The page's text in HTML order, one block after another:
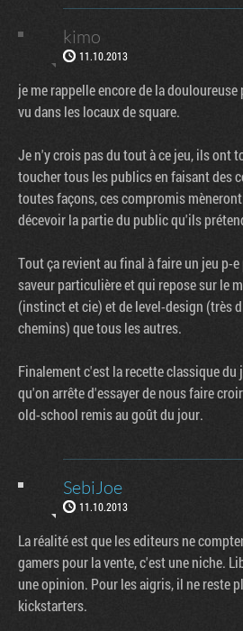
kimo
11.10.2013
je me rappelle encore de la
vu dans les locaux de square.
Je n'y crois pas du tout à ce jeu, ils ont
toucher tous les publics en faisant des
toutes façons, ces compromis
décevoir la partie du public qu'ils
Tout ça revient au final à faire un jeu p-
saveur particulière et qui repose sur le
(instinct et cie) et de level-design (très
chemins) que tous les autres.
Finalement c'est la recette classique du
qu'on arrête d'essayer de nous faire
old-school remis au goût du jour.
SebiJoe
11.10.2013
La réalité est que les editeurs ne
gamers pour la vente, c'est une niche.
une opinion. Pour les aigris, il ne reste
kickstarters.